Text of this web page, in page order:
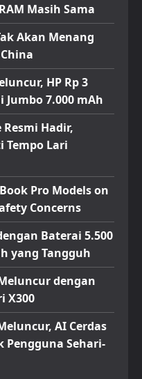
Masih Sama
Akan Menang
HP Rp 3
7.000 mAh
Hadir,
Lari
Pro Models on
Concerns
Baterai 5.500
yang Tangguh
dengan
X300
AI Cerdas
Sehari-